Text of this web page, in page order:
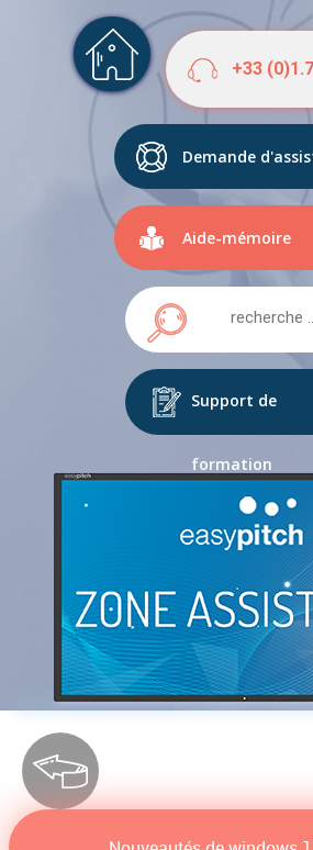
+33
Demande
Aide-mémoire
Support de
formation